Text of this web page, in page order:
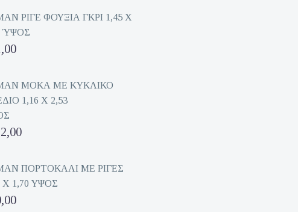
ΡΙΓΕ ΦΟΥΞΙΑ ΓΚΡΙ 1,45 Χ
ΎΨΟΣ
ΜΟΚΑ ΜΕ ΚΥΚΛΙΚΟ
1,16 Χ 2,53
ΠΟΡΤΟΚΑΛΙ ΜΕ ΡΙΓΕΣ
Χ 1,70 ΥΨΟΣ